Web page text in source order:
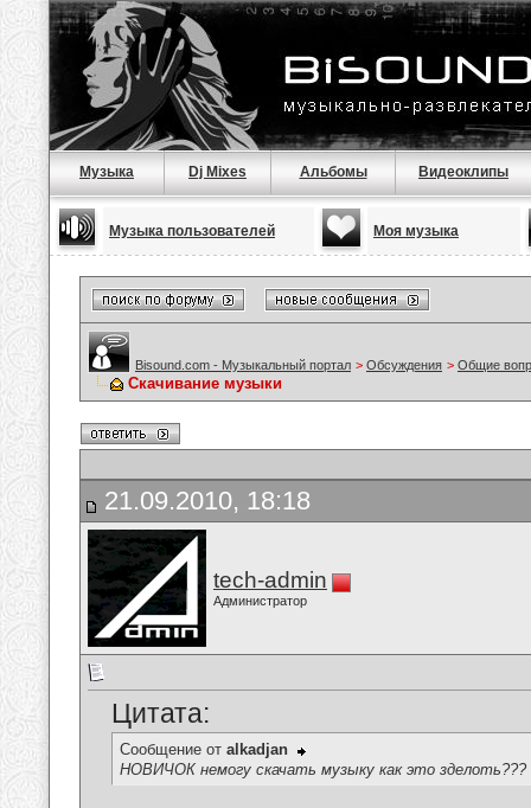
Музыка Dj Mixes Альбомы Видеоклипы
Музыка пользователей Моя музыка
Bisound.com - Музыкальный портал > Обсуждения > Общие
Скачивание музыки
21.09.2010, 18:18
tech-admin
Администратор
Цитата:
Сообщение от alkadjan
НОВИЧОК немогу скачать музыку как это зделоть???